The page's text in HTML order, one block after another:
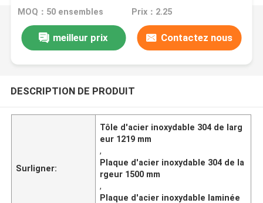
laminée à chaud
MOQ：50 ensembles Prix：2.25
meilleur prix Contactez nous
DESCRIPTION DE PRODUIT
Surligner:
Tôle d'acier inoxydable 304 de larg
eur 1219 mm
,
Plaque d'acier inoxydable 304 de la
rgeur 1500 mm
,
Plaque d'acier inoxydable laminée